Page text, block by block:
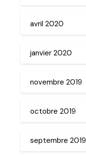
avril 2020
janvier 2020
novembre 2019
octobre 2019
septembre 2019